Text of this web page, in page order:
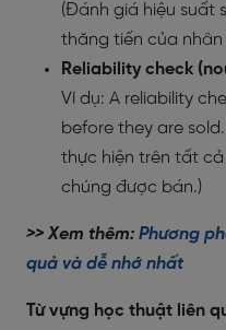
(Đánh giá hiệu suất
thăng tiến của nhân
Reliability check
Ví dụ: A reliability
before they are
thực hiện trên tất
chúng được bán.)
>> Xem thêm: Phương
quả và dễ nhớ nhất
Từ vựng học thuật liên